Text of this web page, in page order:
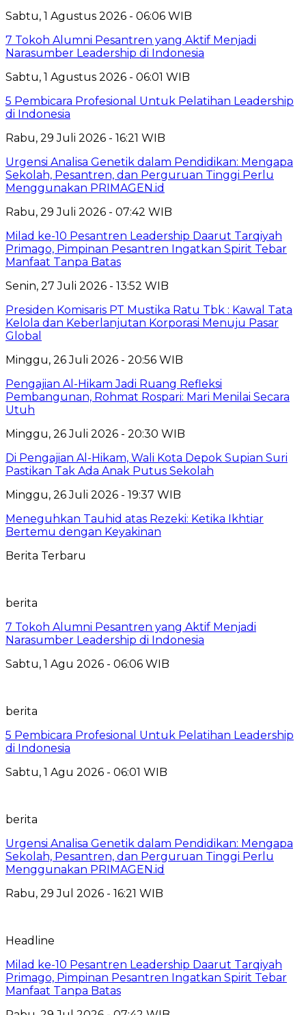
Sabtu, 1 Agustus 2026 - 06:06 WIB
7 Tokoh Alumni Pesantren yang Aktif Menjadi
Narasumber Leadership di Indonesia
Sabtu, 1 Agustus 2026 - 06:01 WIB
5 Pembicara Profesional Untuk Pelatihan Leadership
di Indonesia
Rabu, 29 Juli 2026 - 16:21 WIB
Urgensi Analisa Genetik dalam Pendidikan: Mengapa
Sekolah, Pesantren, dan Perguruan Tinggi Perlu
Menggunakan PRIMAGEN.id
Rabu, 29 Juli 2026 - 07:42 WIB
Milad ke-10 Pesantren Leadership Daarut Tarqiyah
Primago, Pimpinan Pesantren Ingatkan Spirit Tebar
Manfaat Tanpa Batas
Senin, 27 Juli 2026 - 13:52 WIB
Presiden Komisaris PT Mustika Ratu Tbk : Kawal Tata
Kelola dan Keberlanjutan Korporasi Menuju Pasar
Global
Minggu, 26 Juli 2026 - 20:56 WIB
Pengajian Al-Hikam Jadi Ruang Refleksi
Pembangunan, Rohmat Rospari: Mari Menilai Secara
Utuh
Minggu, 26 Juli 2026 - 20:30 WIB
Di Pengajian Al-Hikam, Wali Kota Depok Supian Suri
Pastikan Tak Ada Anak Putus Sekolah
Minggu, 26 Juli 2026 - 19:37 WIB
Meneguhkan Tauhid atas Rezeki: Ketika Ikhtiar
Bertemu dengan Keyakinan
Berita Terbaru
berita
7 Tokoh Alumni Pesantren yang Aktif Menjadi
Narasumber Leadership di Indonesia
Sabtu, 1 Agu 2026 - 06:06 WIB
berita
5 Pembicara Profesional Untuk Pelatihan Leadership
di Indonesia
Sabtu, 1 Agu 2026 - 06:01 WIB
berita
Urgensi Analisa Genetik dalam Pendidikan: Mengapa
Sekolah, Pesantren, dan Perguruan Tinggi Perlu
Menggunakan PRIMAGEN.id
Rabu, 29 Jul 2026 - 16:21 WIB
Headline
Milad ke-10 Pesantren Leadership Daarut Tarqiyah
Primago, Pimpinan Pesantren Ingatkan Spirit Tebar
Manfaat Tanpa Batas